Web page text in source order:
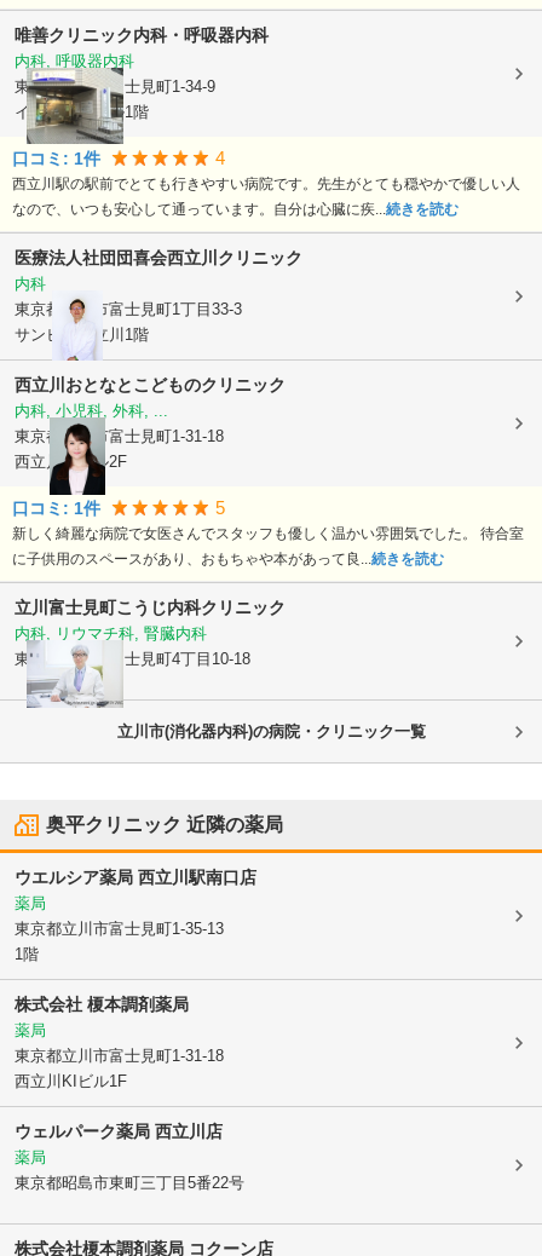
唯善クリニック内科・呼吸器内科
内科, 呼吸器内科
東京都立川市富士見町1-34-9
イーストンビル1階
口コミ: 1件 4
西立川駅の駅前でとても行きやすい病院です。先生がとても穏やかで優しい人
なので、いつも安心して通っています。自分は心臓に疾...続きを読む
医療法人社団団喜会西立川クリニック
内科
東京都立川市富士見町1丁目33-3
サンビナス立川1階
西立川おとなとこどものクリニック
内科, 小児科, 外科, ...
東京都立川市富士見町1-31-18
西立川KIビル2F
口コミ: 1件 5
新しく綺麗な病院で女医さんでスタッフも優しく温かい雰囲気でした。 待合室
に子供用のスペースがあり、おもちゃや本があって良...続きを読む
立川富士見町こうじ内科クリニック
内科, リウマチ科, 腎臓内科
東京都立川市
富士見町4丁目10-18
立川市(消化器内科)の病院・クリニック一覧
奥平クリニック 近隣の薬局
ウエルシア薬局 西立川駅南口店
薬局
東京都立川市富士見町1-35-13
1階
株式会社 榎本調剤薬局
薬局
東京都立川市富士見町1-31-18
西立川KIビル1F
ウェルパーク薬局 西立川店
薬局
東京都昭島市東町三丁目5番22号
株式会社榎本調剤薬局 コクーン店